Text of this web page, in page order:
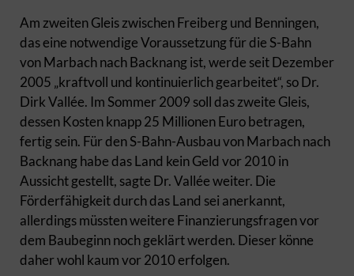
Am zweiten Gleis zwischen Freiberg und Benningen,
das eine notwendige Voraussetzung für die S-Bahn
von Marbach nach Backnang ist, werde seit Dezember
2005 „kraftvoll und kontinuierlich gearbeitet“, so Dr.
Dirk Vallée. Im Sommer 2009 soll das zweite Gleis,
dessen Kosten knapp 25 Millionen Euro betragen,
fertig sein. Für den S-Bahn-Ausbau von Marbach nach
Backnang habe das Land kein Geld vor 2010 in
Aussicht gestellt, sagte Dr. Vallée weiter. Die
Förderfähigkeit durch das Land sei anerkannt,
allerdings müssten weitere Finanzierungsfragen vor
dem Baubeginn noch geklärt werden. Dieser könne
daher wohl kaum vor 2010 erfolgen.